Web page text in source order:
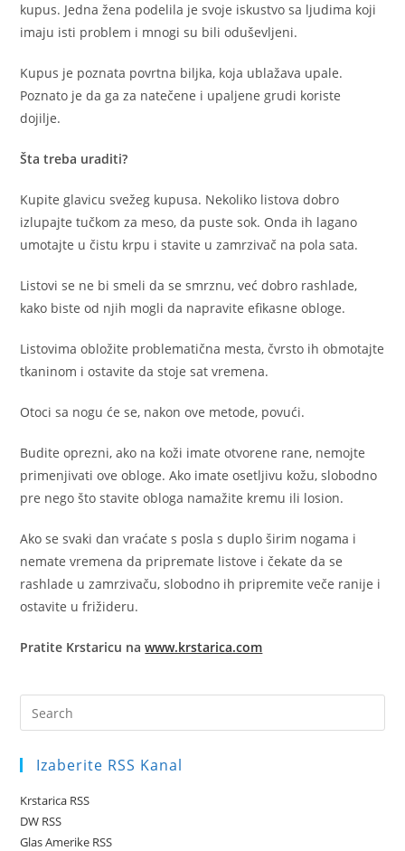
kupus. Jedna žena podelila je svoje iskustvo sa ljudima koji
imaju isti problem i mnogi su bili oduševljeni.
Kupus je poznata povrtna biljka, koja ublažava upale.
Poznato je da ga za natečene i upaljene grudi koriste
dojilje.
Šta treba uraditi?
Kupite glavicu svežeg kupusa. Nekoliko listova dobro
izlupajte tučkom za meso, da puste sok. Onda ih lagano
umotajte u čistu krpu i stavite u zamrzivač na pola sata.
Listovi se ne bi smeli da se smrznu, već dobro rashlade,
kako biste od njih mogli da napravite efikasne obloge.
Listovima obložite problematična mesta, čvrsto ih obmotajte
tkaninom i ostavite da stoje sat vremena.
Otoci sa nogu će se, nakon ove metode, povući.
Budite oprezni, ako na koži imate otvorene rane, nemojte
primenjivati ove obloge. Ako imate osetljivu kožu, slobodno
pre nego što stavite obloga namažite kremu ili losion.
Ako se svaki dan vraćate s posla s duplo širim nogama i
nemate vremena da pripremate listove i čekate da se
rashlade u zamrzivaču, slobodno ih pripremite veče ranije i
ostavite u frižideru.
Pratite Krstaricu nawww.krstarica.com
Izaberite RSS Kanal
Krstarica RSS
DW RSS
Glas Amerike RSS